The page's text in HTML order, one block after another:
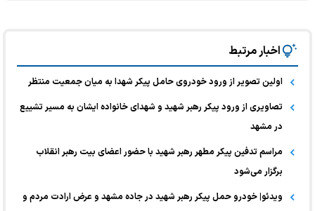
اخبار مرتبط
اولین تصویر از ورود خودروی حامل پیکر شهدا به میان جمعیت منتظر
تصاویری از ورود پیکر رهبر شهید و شهدای خانواده ایشان به مسیر تشییع
در مشهد
مراسم تدفین پیکر مطهر رهبر شهید با حضور اعضای بیت رهبر انقلاب
برگزار می‌شود
ویدئو| خودرو حمل پیکر رهبر شهید در جاده مشهد و عرض ارادت مردم و